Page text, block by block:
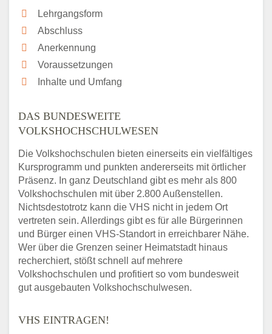
Lehrgangsform
Abschluss
Anerkennung
Voraussetzungen
Inhalte und Umfang
DAS BUNDESWEITE
VOLKSHOCHSCHULWESEN
Die Volkshochschulen bieten einerseits ein vielfältiges
Kursprogramm und punkten andererseits mit örtlicher
Präsenz. In ganz Deutschland gibt es mehr als 800
Volkshochschulen mit über 2.800 Außenstellen.
Nichtsdestotrotz kann die VHS nicht in jedem Ort
vertreten sein. Allerdings gibt es für alle Bürgerinnen
und Bürger einen VHS-Standort in erreichbarer Nähe.
Wer über die Grenzen seiner Heimatstadt hinaus
recherchiert, stößt schnell auf mehrere
Volkshochschulen und profitiert so vom bundesweit
gut ausgebauten Volkshochschulwesen.
VHS EINTRAGEN!